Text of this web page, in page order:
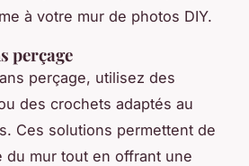
à votre mur de photos DIY.
perçage
perçage, utilisez des
des crochets adaptés au
Ces solutions permettent de
mur tout en offrant une